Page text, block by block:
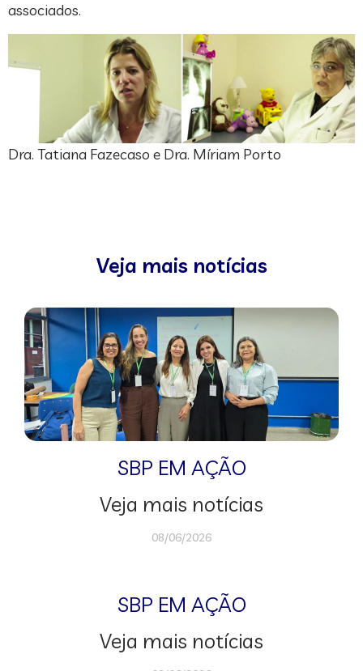
associados.
Dra. Tatiana Fazecaso e Dra. Míriam Porto
Veja mais notícias
SBP EM AÇÃO
Veja mais notícias
08/06/2026
SBP EM AÇÃO
Veja mais notícias